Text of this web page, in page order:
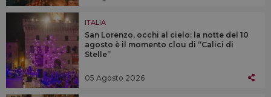
ITALIA
San Lorenzo, occhi al cielo: la notte del 10
agosto è il momento clou di “Calici di
Stelle”
05 Agosto 2026